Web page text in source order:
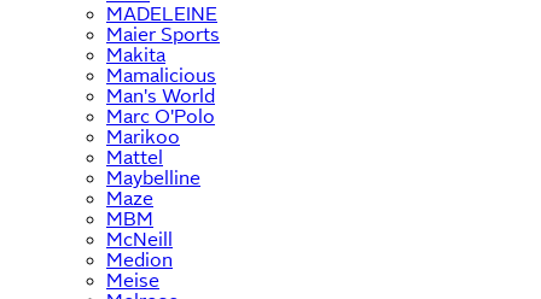
MADELEINE
Maier Sports
Makita
Mamalicious
Man's World
Marc O'Polo
Marikoo
Mattel
Maybelline
Maze
MBM
McNeill
Medion
Meise